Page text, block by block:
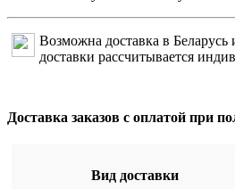
Возможна доставка в Беларусь
доставки рассчитывается
Доставка заказов с оплатой при
Вид доставки